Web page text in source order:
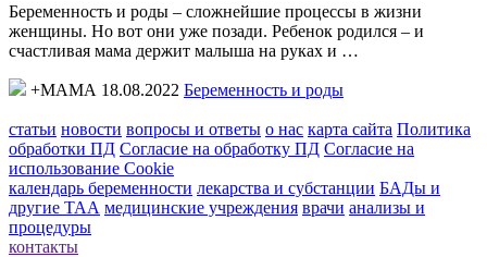
Беременность и роды – сложнейшие процессы в жизни
женщины. Но вот они уже позади. Ребенок родился – и
счастливая мама держит малыша на руках и …
+МАМА 18.08.2022 Беременность и роды
статьи новости вопросы и ответы о нас карта сайта Политика
обработки ПД Согласие на обработку ПД Согласие на
использование Cookie
календарь беременности лекарства и субстанции БАДы и
другие ТАА медицинские учреждения врачи анализы и
процедуры
контакты